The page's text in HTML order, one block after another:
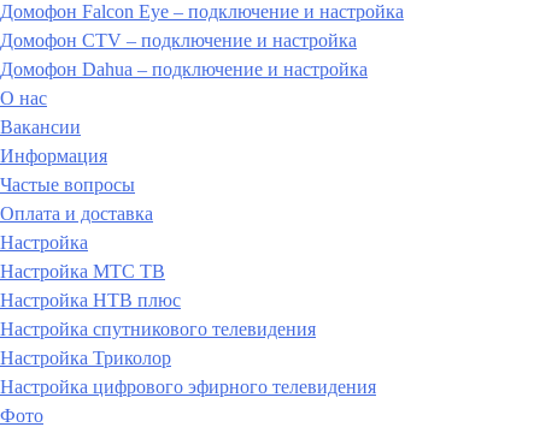
Домофон Falcon Eye – подключение и настройка
Домофон CTV – подключение и настройка
Домофон Dahua – подключение и настройка
О нас
Вакансии
Информация
Частые вопросы
Оплата и доставка
Настройка
Настройка МТС ТВ
Настройка НТВ плюс
Настройка спутникового телевидения
Настройка Триколор
Настройка цифрового эфирного телевидения
Фото